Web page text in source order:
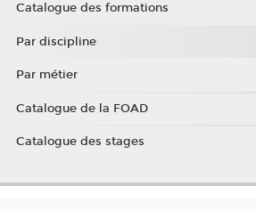
Catalogue des formations
Par discipline
Par métier
Catalogue de la FOAD
Catalogue des stages